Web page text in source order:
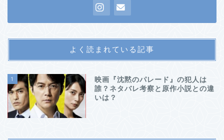
よく読まれている記事
1
映画『沈黙のパレード』の犯人は
誰？ネタバレ考察と原作小説との違
いは？